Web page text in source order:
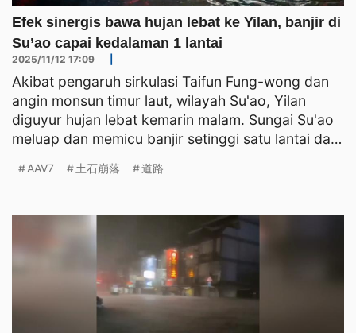
Efek sinergis bawa hujan lebat ke Yilan, banjir di
Su’ao capai kedalaman 1 lantai
2025/11/12 17:09
Akibat pengaruh sirkulasi Taifun Fung-wong dan
angin monsun timur laut, wilayah Su'ao, Yilan
diguyur hujan lebat kemarin malam. Sungai Su'ao
meluap dan memicu banjir setinggi satu lantai dan
AAV7 土石崩落 道路